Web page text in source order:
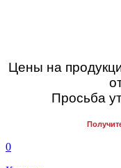
Цены на
Просьба
0